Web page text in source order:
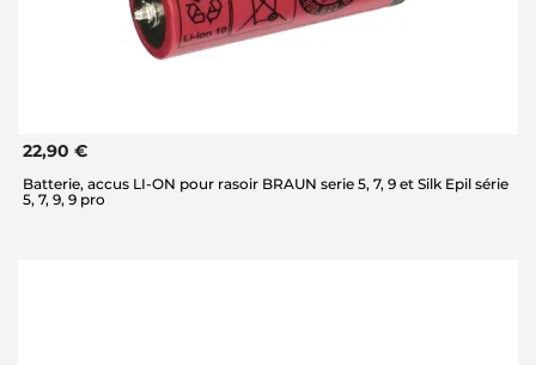
22,90 €
Batterie, accus LI-ON pour rasoir BRAUN serie 5, 7, 9 et Silk Epil série
5, 7, 9, 9 pro